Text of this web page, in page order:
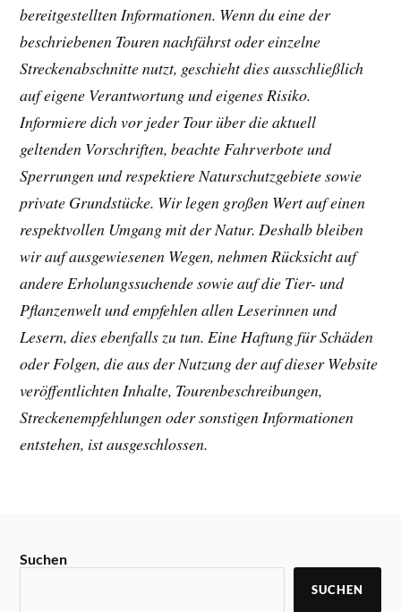
bereitgestellten Informationen. Wenn du eine der
beschriebenen Touren nachfährst oder einzelne
Streckenabschnitte nutzt, geschieht dies ausschließlich
auf eigene Verantwortung und eigenes Risiko.
Informiere dich vor jeder Tour über die aktuell
geltenden Vorschriften, beachte Fahrverbote und
Sperrungen und respektiere Naturschutzgebiete sowie
private Grundstücke. Wir legen großen Wert auf einen
respektvollen Umgang mit der Natur. Deshalb bleiben
wir auf ausgewiesenen Wegen, nehmen Rücksicht auf
andere Erholungssuchende sowie auf die Tier- und
Pflanzenwelt und empfehlen allen Leserinnen und
Lesern, dies ebenfalls zu tun. Eine Haftung für Schäden
oder Folgen, die aus der Nutzung der auf dieser Website
veröffentlichten Inhalte, Tourenbeschreibungen,
Streckenempfehlungen oder sonstigen Informationen
entstehen, ist ausgeschlossen.
Suchen
SUCHEN